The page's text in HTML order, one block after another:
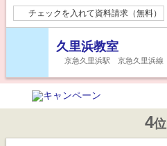
チェックを入れて資料請求（無料）
久里浜教室
京急久里浜駅 京急久里浜線
4位